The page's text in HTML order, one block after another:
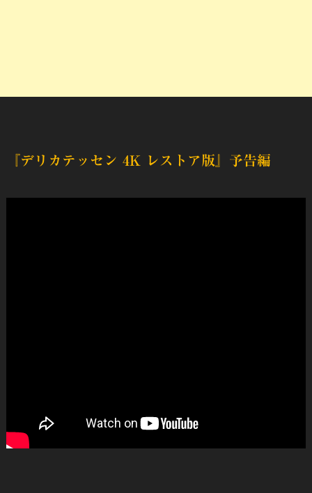
『デリカテッセン 4K レストア版』 予告編